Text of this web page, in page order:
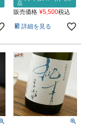
品
販売価格 ¥5,500税込
詳細を見る